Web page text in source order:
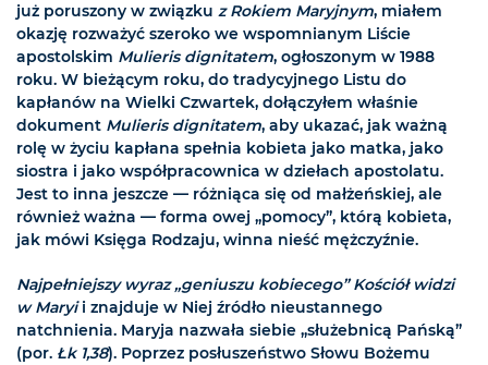
już poruszony w związku z Rokiem Maryjnym, miałem
okazję rozważyć szeroko we wspomnianym Liście
apostolskim Mulieris dignitatem, ogłoszonym w 1988
roku. W bieżącym roku, do tradycyjnego Listu do
kapłanów na Wielki Czwartek, dołączyłem właśnie
dokument Mulieris dignitatem, aby ukazać, jak ważną
rolę w życiu kapłana spełnia kobieta jako matka, jako
siostra i jako współpracownica w dziełach apostolatu.
Jest to inna jeszcze — różniąca się od małżeńskiej, ale
również ważna — forma owej „pomocy”, którą kobieta,
jak mówi Księga Rodzaju, winna nieść mężczyźnie.
Najpełniejszy wyraz „geniuszu kobiecego” Kościół widzi
w Maryii znajduje w Niej źródło nieustannego
natchnienia. Maryja nazwała siebie „służebnicą Pańską”
(por. Łk 1,38). Poprzez posłuszeństwo Słowu Bożemu